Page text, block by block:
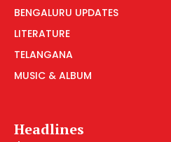
BENGALURU UPDATES
LITERATURE
TELANGANA
MUSIC & ALBUM
Headlines